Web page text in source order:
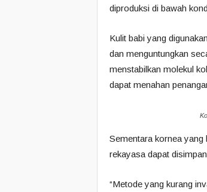
diproduksi di bawah
Kulit babi yang
dan menguntungkan
menstabilkan molekul
dapat menahan
Sementara kornea yang
rekayasa dapat
“Metode yang kurang